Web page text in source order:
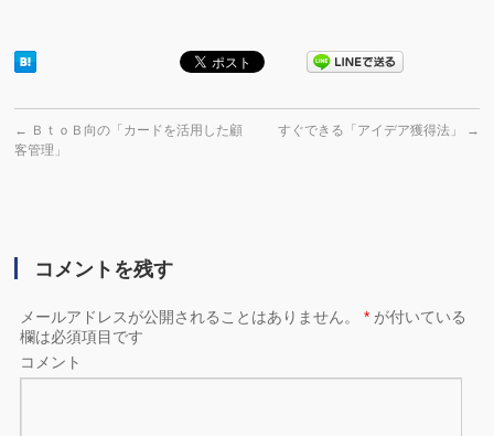
← ＢｔｏＢ向の「カードを活用した顧
客管理」
すぐできる「アイデア獲得法」 →
コメントを残す
メールアドレスが公開されることはありません。 * が付いている
欄は必須項目です
コメント